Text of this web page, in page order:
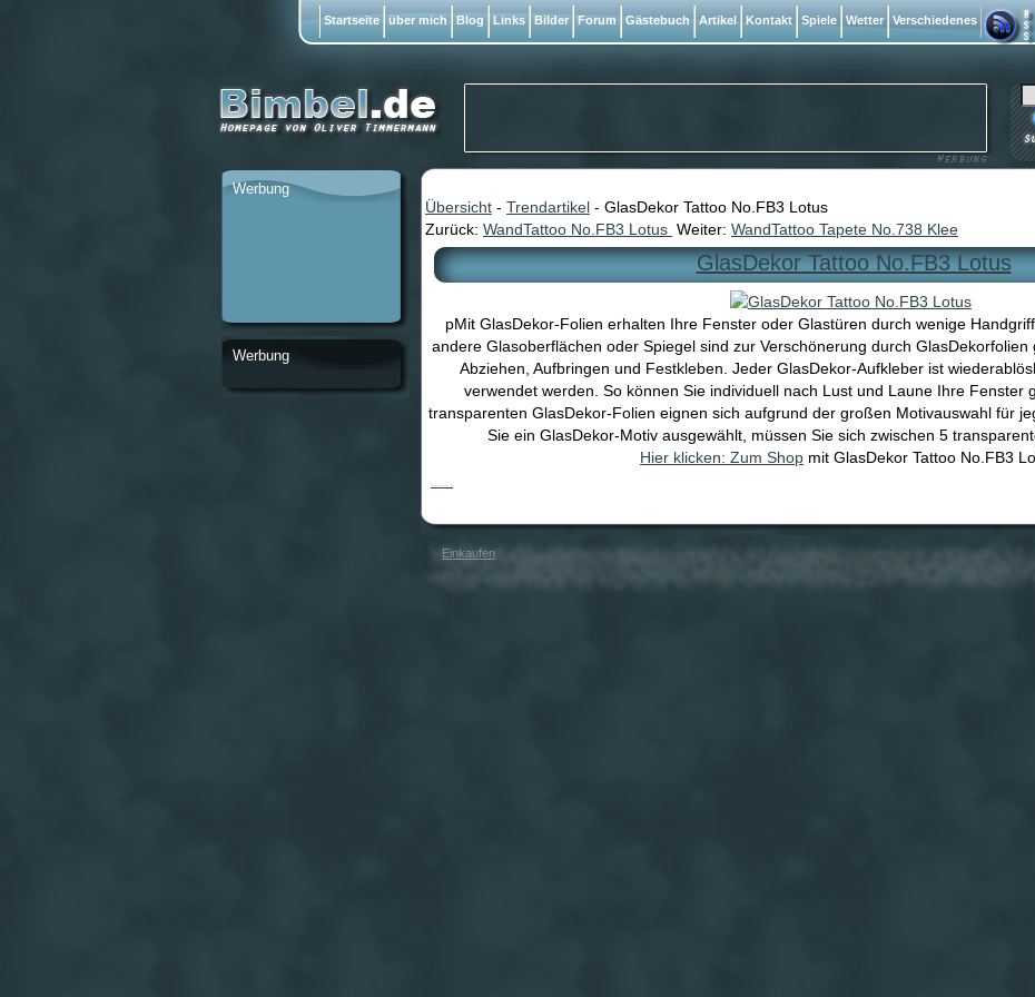
Übersicht - Trendartikel - GlasDekor Tattoo No.FB3 Lotus
Zurück: WandTattoo No.FB3 Lotus Weiter: WandTattoo Tapete No.738 Klee
GlasDekor Tattoo No.FB3 Lotus
pMit GlasDekor-Folien erhalten Ihre Fenster oder Glastüren durch wenige
andere Glasoberflächen oder Spiegel sind zur Verschönerung durch
Abziehen, Aufbringen und Festkleben. Jeder GlasDekor-Aufkleber ist
verwendet werden. So können Sie individuell nach Lust und Laune Ihre Fenster
transparenten GlasDekor-Folien eignen sich aufgrund der großen Motivauswahl für
Sie ein GlasDekor-Motiv ausgewählt, müssen Sie sich zwischen 5
Hier klicken: Zum Shop mit GlasDekor Tattoo No.FB3
Einkaufen
Werbung
Werbung
Startseite über mich Blog Links Bilder Forum Gästebuch Artikel Kontakt Spiele Wetter Verschiedenes